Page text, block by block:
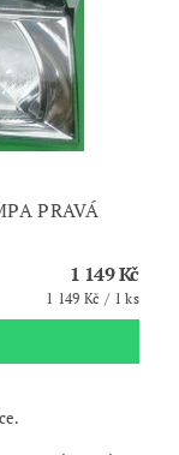
PRAVÁ
1 149 Kč
1 149 Kč / 1 ks